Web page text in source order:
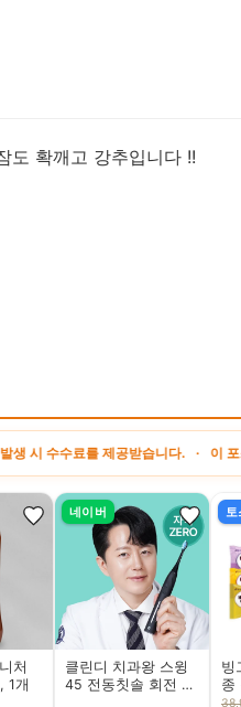
도 확깨고 강추입니다 !!
제공받습니다. · 이 포스팅은
처
1개
네이버
클린디 치과왕 스윙
45 전동칫솔 회전 음
빙
종
합,